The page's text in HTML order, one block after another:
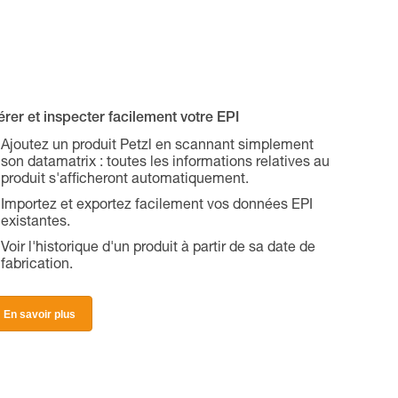
et inspecter facilement votre EPI
Ajoutez un produit Petzl en scannant simplement
son datamatrix : toutes les informations relatives au
produit s'afficheront automatiquement.
Importez et exportez facilement vos données EPI
existantes.
Voir l'historique d'un produit à partir de sa date de
fabrication.
En savoir plus